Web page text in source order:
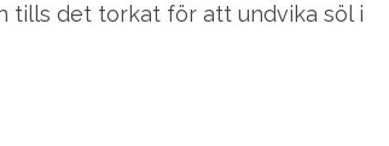
tills det torkat för att undvika söl i